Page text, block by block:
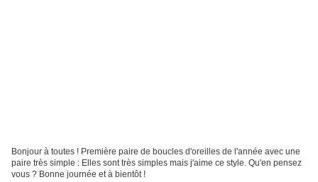
Bonjour à toutes ! Première paire de boucles d'oreilles de l'année avec une
paire très simple : Elles sont très simples mais j'aime ce style. Qu'en pensez
vous ? Bonne journée et à bientôt !